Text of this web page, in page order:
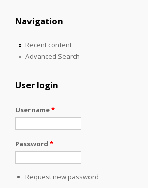
Navigation
Recent content
Advanced Search
User login
Username*
Password *
Request new password